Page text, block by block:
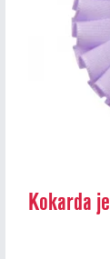
Kokarda